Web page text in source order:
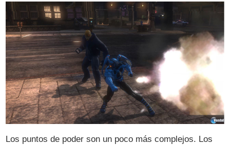
Los puntos de poder son un poco más complejos. Los